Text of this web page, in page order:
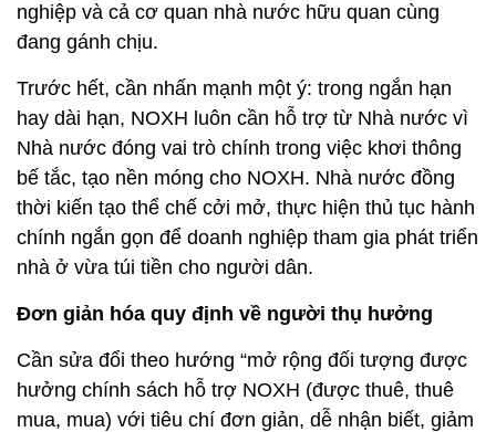
nghiệp và cả cơ quan nhà nước hữu quan cùng
đang gánh chịu.
Trước hết, cần nhấn mạnh một ý: trong ngắn hạn
hay dài hạn, NOXH luôn cần hỗ trợ từ Nhà nước vì
Nhà nước đóng vai trò chính trong việc khơi thông
bế tắc, tạo nền móng cho NOXH. Nhà nước đồng
thời kiến tạo thể chế cởi mở, thực hiện thủ tục hành
chính ngắn gọn để doanh nghiệp tham gia phát triển
nhà ở vừa túi tiền cho người dân.
Đơn giản hóa quy định về người thụ hưởng
Cần sửa đổi theo hướng “mở rộng đối tượng được
hưởng chính sách hỗ trợ NOXH (được thuê, thuê
mua, mua) với tiêu chí đơn giản, dễ nhận biết, giảm